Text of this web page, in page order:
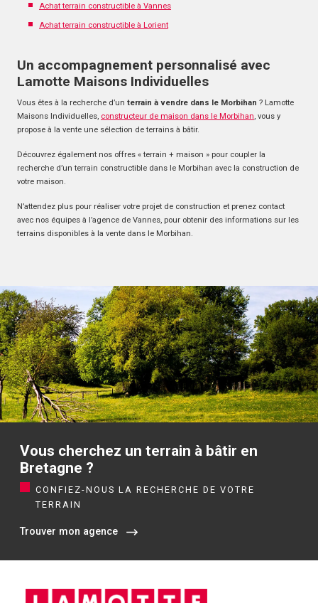
Achat terrain constructible à Vannes
Achat terrain constructible à Lorient
Un accompagnement personnalisé avec
Lamotte Maisons Individuelles
Vous êtes à la recherche d’un terrain à vendre dans le Morbihan ? Lamotte
Maisons Individuelles, constructeur de maison dans le Morbihan, vous y
propose à la vente une sélection de terrains à bâtir.
Découvrez également nos offres « terrain + maison » pour coupler la
recherche d’un terrain constructible dans le Morbihan avec la construction de
votre maison.
N’attendez plus pour réaliser votre projet de construction et prenez contact
avec nos équipes à l’agence de Vannes, pour obtenir des informations sur les
terrains disponibles à la vente dans le Morbihan.
Vous cherchez un terrain à bâtir en
Bretagne ?
CONFIEZ-NOUS LA RECHERCHE DE VOTRE
TERRAIN
Trouver mon agence